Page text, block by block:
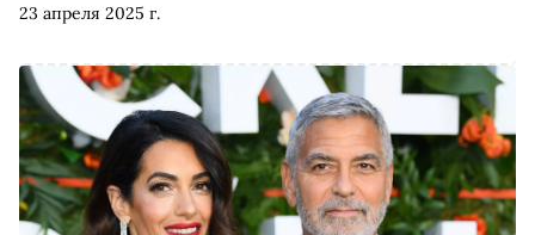
23 апреля 2025 г.
России остается напитком эстетов, как с ней связан
к напитку